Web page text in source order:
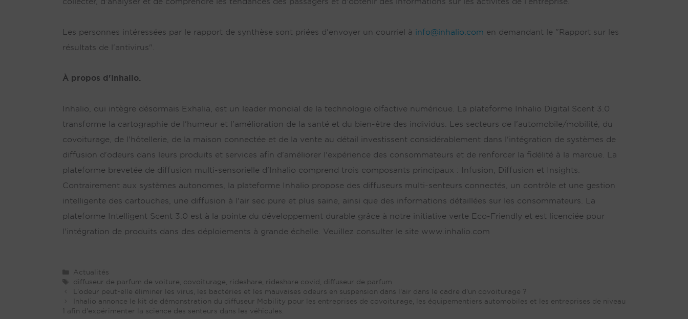
Les personnes intéressées par le rapport de synthèse sont priées d'envoyer un courriel à info@inhalio.com en demandant le "Rapport sur les
résultats de l'antivirus".
À propos d'Inhalio.
Inhalio, qui intègre désormais Exhalia, est un leader mondial de la technologie olfactive numérique. La plateforme Inhalio Digital Scent 3.0
transforme la cartographie de l'humeur et l'amélioration de la santé et du bien-être des individus. Les secteurs de l'automobile/mobilité, du
covoiturage, de l'hôtellerie, de la maison connectée et de la vente au détail investissent considérablement dans l'intégration de systèmes de
diffusion d'odeurs dans leurs produits et services afin d'améliorer l'expérience des consommateurs et de renforcer la fidélité à la marque. La
plateforme brevetée de diffusion multi-sensorielle d'Inhalio comprend trois composants principaux : Infusion, Diffusion et Insights.
Contrairement aux systèmes autonomes, la plateforme Inhalio propose des diffuseurs multi-senteurs connectés, un contrôle et une gestion
intelligente des cartouches, une diffusion à l'air sec pure et plus saine, ainsi que des informations détaillées sur les consommateurs. La
plateforme Intelligent Scent 3.0 est à la pointe du développement durable grâce à notre initiative verte Eco-Friendly et est licenciée pour
l'intégration de produits dans des déploiements à grande échelle. Veuillez consulter le site www.inhalio.com
Catégories
Actualités
Tags
diffuseur de parfum de voiture, covoiturage, rideshare, rideshare covid, diffuseur de parfum
L'odeur peut-elle éliminer les virus, les bactéries et les mauvaises odeurs en suspension dans l'air dans le cadre d'un covoiturage ?
Inhalio annonce le kit de démonstration du diffuseur Mobility pour les entreprises de covoiturage, les équipementiers automobiles et les entreprises de niveau
1 afin d'expérimenter la science des senteurs dans les véhicules.